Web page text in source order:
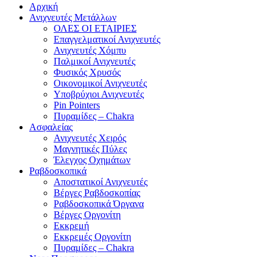
Αρχική
Ανιχνευτές Μετάλλων
ΟΛΕΣ ΟΙ ΕΤΑΙΡΙΕΣ
Επαγγελματικοί Ανιχνευτές
Ανιχνευτές Χόμπυ
Παλμικοί Ανιχνευτές
Φυσικός Χρυσός
Οικονομικοί Ανιχνευτές
Υποβρύχιοι Ανιχνευτές
Pin Pointers
Πυραμίδες – Chakra
Ασφαλείας
Ανιχνευτές Χειρός
Μαγνητικές Πύλες
Έλεγχος Οχημάτων
Ραβδοσκοπικά
Αποστατικοί Ανιχνευτές
Βέργες Ραβδοσκοπίας
Ραβδοσκοπικά Όργανα
Βέργες Οργονίτη
Εκκρεμή
Εκκρεμές Οργονίτη
Πυραμίδες – Chakra